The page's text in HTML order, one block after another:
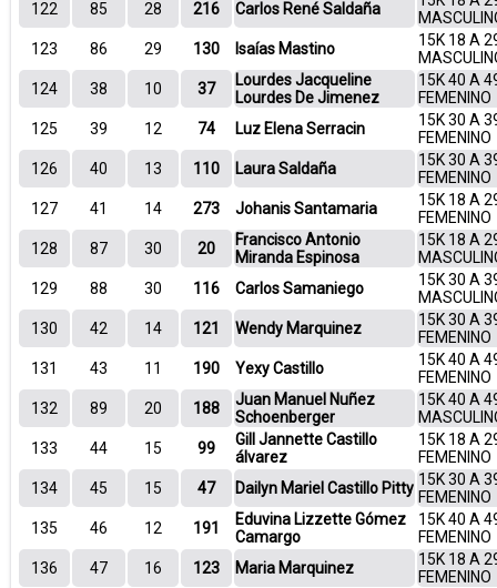
122
85 28 216 Carlos René Saldaña
123
86 29 130 Isaías Mastino
15K 18 A
124
38 10 37
Lourdes Jacqueline
Lourdes De Jimenez
15K 40 A
FEMENINO
125
39 12 74 Luz Elena Serracin
15K 30 A
FEMENINO
126
40 13 110 Laura Saldaña
15K 30 A
FEMENINO
127
41 14 273 Johanis Santamaria
15K 18 A
FEMENINO
128
87 30 20
Francisco Antonio
Miranda Espinosa
15K 18 A
129
88 30 116 Carlos Samaniego
15K 30 A
130
42 14 121 Wendy Marquinez
15K 30 A
FEMENINO
131
43 11 190 Yexy Castillo
15K 40 A
FEMENINO
132
89 20 188
Juan Manuel Nuñez
Schoenberger
15K 40 A
133
44 15 99
Gill Jannette Castillo
álvarez
15K 18 A
FEMENINO
134
45 15 47 Dailyn Mariel Castillo Pitty 15K 30 A
FEMENINO
135
46 12 191
Eduvina Lizzette Gómez
Camargo
15K 40 A
FEMENINO
136
47 16 123 Maria Marquinez
15K 18 A
FEMENINO